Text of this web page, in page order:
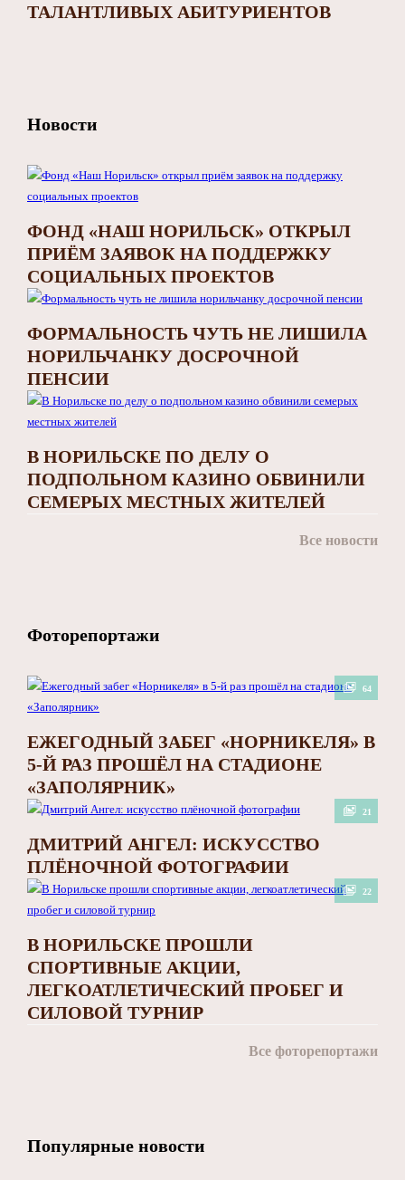
ТАЛАНТЛИВЫХ АБИТУРИЕНТОВ
Новости
ФОНД «НАШ НОРИЛЬСК» ОТКРЫЛ
ПРИЁМ ЗАЯВОК НА ПОДДЕРЖКУ
СОЦИАЛЬНЫХ ПРОЕКТОВ
ФОРМАЛЬНОСТЬ ЧУТЬ НЕ ЛИШИЛА
НОРИЛЬЧАНКУ ДОСРОЧНОЙ
ПЕНСИИ
В НОРИЛЬСКЕ ПО ДЕЛУ О
ПОДПОЛЬНОМ КАЗИНО ОБВИНИЛИ
СЕМЕРЫХ МЕСТНЫХ ЖИТЕЛЕЙ
Все новости
Фоторепортажи
64
ЕЖЕГОДНЫЙ ЗАБЕГ «НОРНИКЕЛЯ» В
5-Й РАЗ ПРОШЁЛ НА СТАДИОНЕ
«ЗАПОЛЯРНИК»
21
ДМИТРИЙ АНГЕЛ: ИСКУССТВО
ПЛЁНОЧНОЙ ФОТОГРАФИИ
22
В НОРИЛЬСКЕ ПРОШЛИ
СПОРТИВНЫЕ АКЦИИ,
ЛЕГКОАТЛЕТИЧЕСКИЙ ПРОБЕГ И
СИЛОВОЙ ТУРНИР
Все фоторепортажи
Популярные новости